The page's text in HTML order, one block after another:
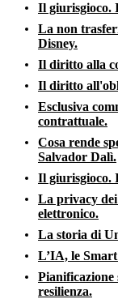
Il giurisgioco.
La non
Disney.
Il diritto alla
Il diritto
Esclusiva
contrattuale.
Cosa rende
Salvador Dalì.
Il giurisgioco.
La privacy
elettronico.
La storia di
L’IA, le
Pianificazione
resilienza.